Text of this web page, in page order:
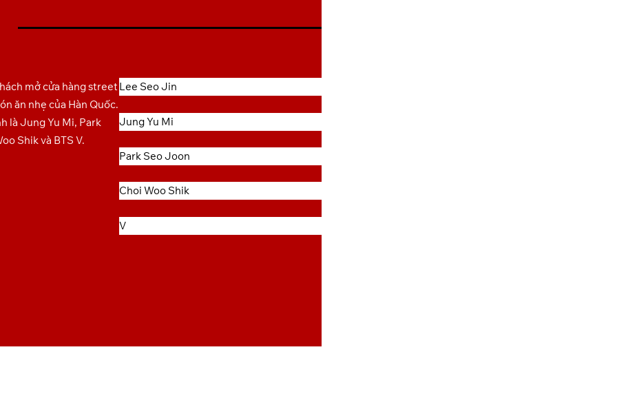
mở cửa hàng street
ăn nhẹ của Hàn Quốc.
là Jung Yu Mi, Park
Shik và BTS V.
Lee Seo Jin
Jung Yu Mi
Park Seo Joon
Choi Woo Shik
V